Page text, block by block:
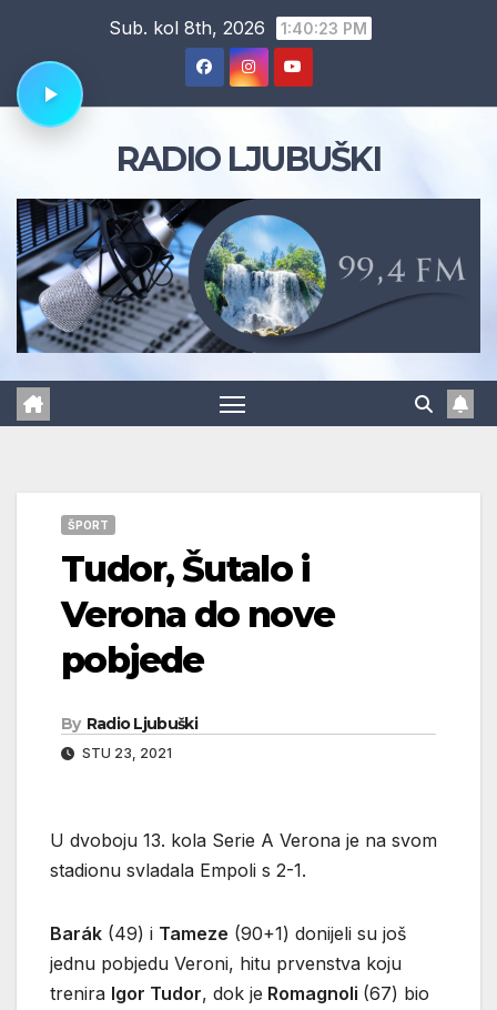
content
Sub. kol 8th, 2026 1:40:24 PM
RADIO LJUBUŠKI
ŠPORT
Tudor, Šutalo i
Verona do nove
pobjede
By Radio Ljubuški
STU 23, 2021
U dvoboju 13. kola Serie A Verona je na svom
stadionu svladala Empoli s 2-1.
Barák (49) i Tameze (90+1) donijeli su još
jednu pobjedu Veroni, hitu prvenstva koju
trenira Igor Tudor, dok je Romagnoli (67) bio